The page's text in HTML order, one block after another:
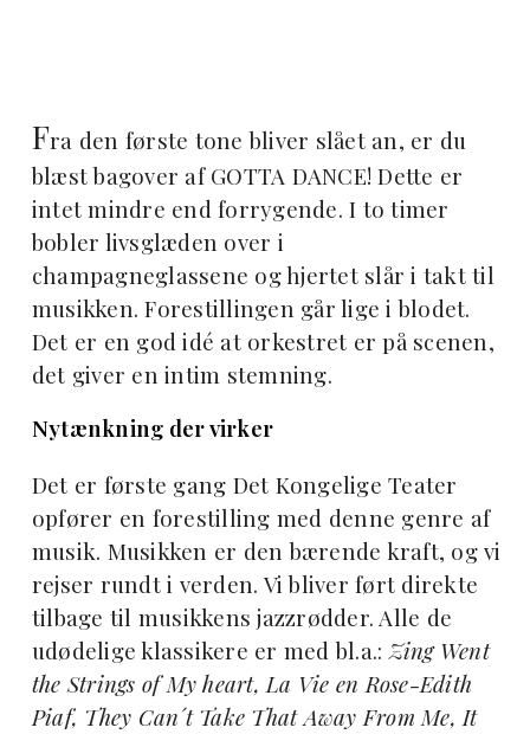
Fra den første tone bliver slået an, er du
blæst bagover af GOTTA DANCE! Dette er
intet mindre end forrygende. I to timer
bobler livsglæden over i
champagneglassene og hjertet slår i takt til
musikken. Forestillingen går lige i blodet.
Det er en god idé at orkestret er på scenen,
det giver en intim stemning.
Nytænkning der virker
Det er første gang Det Kongelige Teater
opfører en forestilling med denne genre af
musik. Musikken er den bærende kraft, og vi
rejser rundt i verden. Vi bliver ført direkte
tilbage til musikkens jazzrødder. Alle de
udødelige klassikere er med bl.a.:Zing Went
the Strings of My heart, La Vie en Rose-Edith
Piaf, They Can´t Take That Away From Me, It